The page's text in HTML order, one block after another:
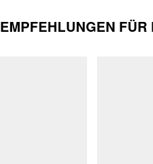
EMPFEHLUNGEN FÜR